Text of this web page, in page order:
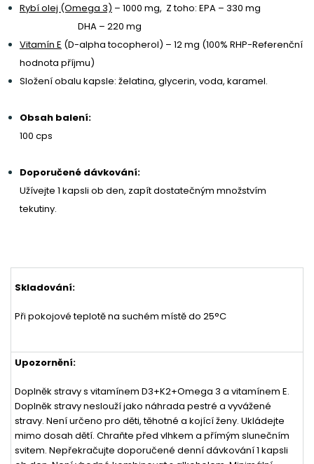
Rybí olej (Omega 3) – 1000 mg, Z toho: EPA – 330 mg
DHA – 220 mg
Vitamín E (D-alpha tocopherol) – 12 mg (100% RHP-Referenční
hodnota příjmu)
Složení obalu kapsle: želatina, glycerin, voda, karamel.
Obsah balení:
100 cps
Doporučené dávkování:
Užívejte 1 kapsli ob den, zapít dostatečným množstvím
tekutiny.
Skladování:
Při pokojové teplotě na suchém místě do 25°C
Upozornění:
Doplněk stravy s vitamínem D3+K2+Omega 3 a vitamínem E.
Doplněk stravy neslouží jako náhrada pestré a vyvážené
stravy. Není určeno pro děti, těhotné a kojící ženy. Ukládejte
mimo dosah dětí. Chraňte před vlhkem a přímým slunečním
svitem. Nepřekračujte doporučené denní dávkování 1 kapsli